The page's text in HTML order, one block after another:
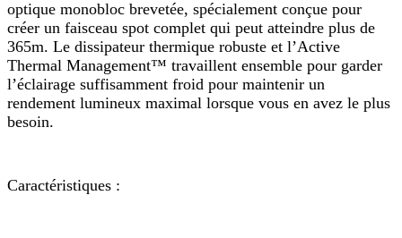
optique monobloc brevetée, spécialement conçue pour
créer un faisceau spot complet qui peut atteindre plus de
365m. Le dissipateur thermique robuste et l’Active
Thermal Management™ travaillent ensemble pour garder
l’éclairage suffisamment froid pour maintenir un
rendement lumineux maximal lorsque vous en avez le plus
besoin.
Caractéristiques :